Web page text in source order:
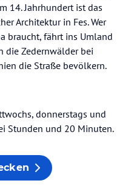
14. Jahrhundert ist das
Architektur in Fes. Wer
braucht, fährt ins Umland
die Zedernwälder bei
die Straße bevölkern.
donnerstags und
Stunden und 20 Minuten.